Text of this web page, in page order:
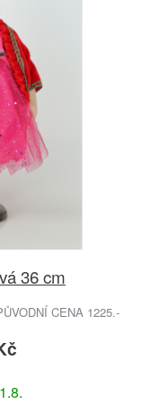
36 cm
CENA 1225.-